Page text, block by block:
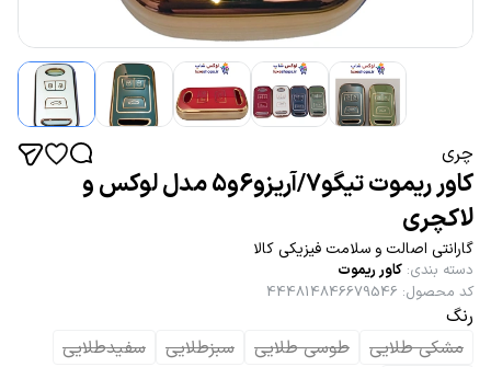
چری
کاور ریموت تیگو7/آریزو6و5 مدل لوکس و
لاکچری
گارانتی اصالت و سلامت فیزیکی کالا
دسته بندی: کاور ریموت
کد محصول:
444814846679546
رنگ
مشکی طلایی
طوسی طلایی سبزطلایی
سفیدطلایی